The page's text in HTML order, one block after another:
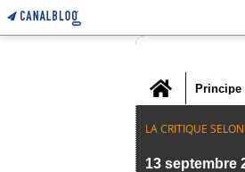
Home
Principe
LA CRITIQUE
13 septembre